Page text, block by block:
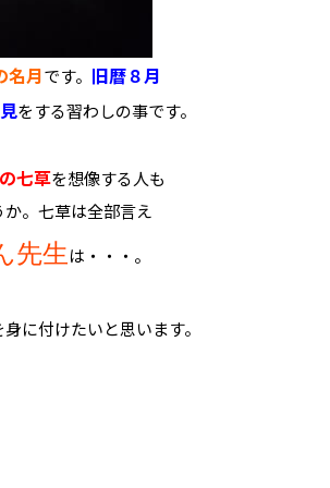
名月です。 旧暦８月
をする習わしの事です。
七草を想像する人も
。七草は全部言え
先生は・・・。
に付けたいと思います。